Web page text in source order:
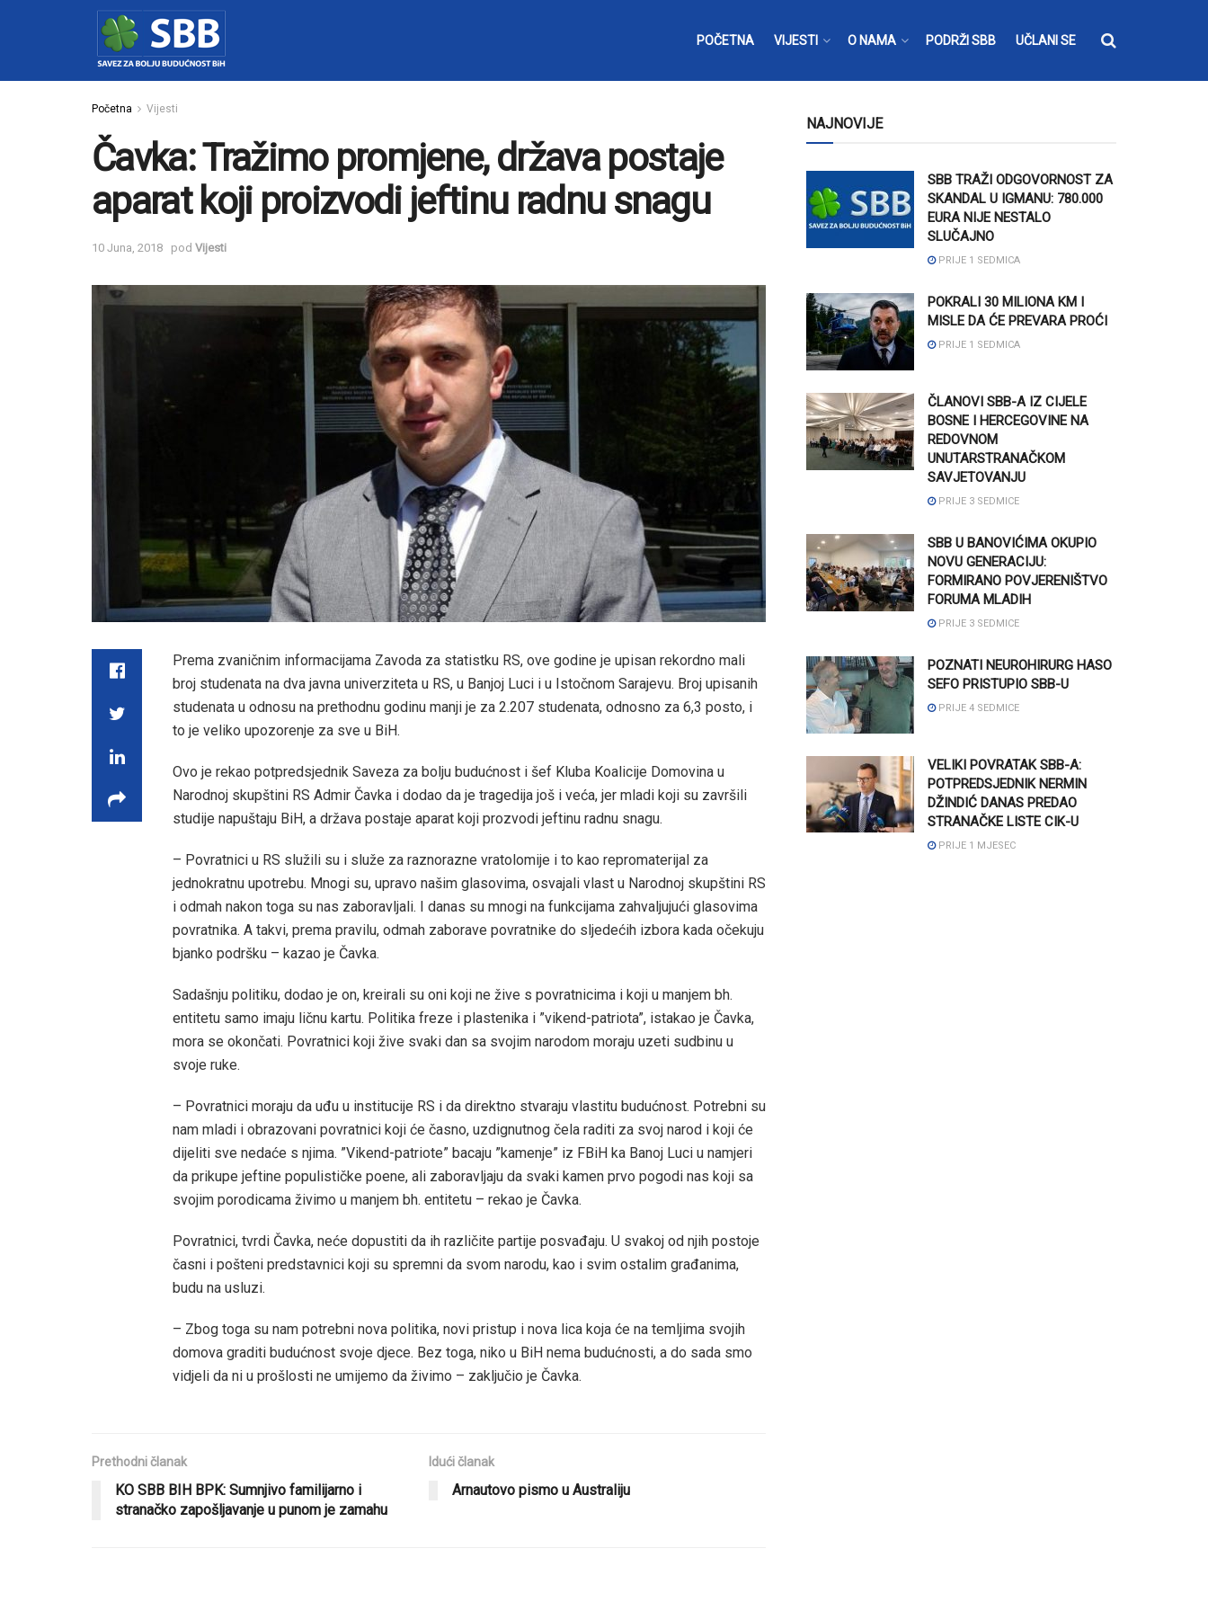
POČETNA VIJESTI O NAMA PODRŽI SBB UČLANI SE
Početna Vijesti
Čavka: Tražimo promjene, država postaje
aparat koji proizvodi jeftinu radnu snagu
10 Juna, 2018 pod Vijesti
Prema zvaničnim informacijama Zavoda za statistku RS, ove godine je upisan rekordno mali
broj studenata na dva javna univerziteta u RS, u Banjoj Luci i u Istočnom Sarajevu. Broj upisanih
studenata u odnosu na prethodnu godinu manji je za 2.207 studenata, odnosno za 6,3 posto, i
to je veliko upozorenje za sve u BiH.
Ovo je rekao potpredsjednik Saveza za bolju budućnost i šef Kluba Koalicije Domovina u
Narodnoj skupštini RS Admir Čavka i dodao da je tragedija još i veća, jer mladi koji su završili
studije napuštaju BiH, a država postaje aparat koji prozvodi jeftinu radnu snagu.
– Povratnici u RS služili su i služe za raznorazne vratolomije i to kao repromaterijal za
jednokratnu upotrebu. Mnogi su, upravo našim glasovima, osvajali vlast u Narodnoj skupštini RS
i odmah nakon toga su nas zaboravljali. I danas su mnogi na funkcijama zahvaljujući glasovima
povratnika. A takvi, prema pravilu, odmah zaborave povratnike do sljedećih izbora kada očekuju
bjanko podršku – kazao je Čavka.
Sadašnju politiku, dodao je on, kreirali su oni koji ne žive s povratnicima i koji u manjem bh.
entitetu samo imaju ličnu kartu. Politika freze i plastenika i ”vikend-patriota”, istakao je Čavka,
mora se okončati. Povratnici koji žive svaki dan sa svojim narodom moraju uzeti sudbinu u
svoje ruke.
– Povratnici moraju da uđu u institucije RS i da direktno stvaraju vlastitu budućnost. Potrebni su
nam mladi i obrazovani povratnici koji će časno, uzdignutnog čela raditi za svoj narod i koji će
dijeliti sve nedaće s njima. ”Vikend-patriote” bacaju ”kamenje” iz FBiH ka Banoj Luci u namjeri
da prikupe jeftine populističke poene, ali zaboravljaju da svaki kamen prvo pogodi nas koji sa
svojim porodicama živimo u manjem bh. entitetu – rekao je Čavka.
Povratnici, tvrdi Čavka, neće dopustiti da ih različite partije posvađaju. U svakoj od njih postoje
časni i pošteni predstavnici koji su spremni da svom narodu, kao i svim ostalim građanima,
budu na usluzi.
– Zbog toga su nam potrebni nova politika, novi pristup i nova lica koja će na temljima svojih
domova graditi budućnost svoje djece. Bez toga, niko u BiH nema budućnosti, a do sada smo
vidjeli da ni u prošlosti ne umijemo da živimo – zaključio je Čavka.
Prethodni članak
KO SBB BIH BPK: Sumnjivo familijarno i
stranačko zapošljavanje u punom je zamahu
Idući članak
Arnautovo pismo u Australiju
NAJNOVIJE
SBB TRAŽI ODGOVORNOST ZA
SKANDAL U IGMANU: 780.000
EURA NIJE NESTALO
SLUČAJNO
PRIJE 1 SEDMICA
POKRALI 30 MILIONA KM I
MISLE DA ĆE PREVARA PROĆI
PRIJE 1 SEDMICA
ČLANOVI SBB-A IZ CIJELE
BOSNE I HERCEGOVINE NA
REDOVNOM
UNUTARSTRANAČKOM
SAVJETOVANJU
PRIJE 3 SEDMICE
SBB U BANOVIĆIMA OKUPIO
NOVU GENERACIJU:
FORMIRANO POVJERENIŠTVO
FORUMA MLADIH
PRIJE 3 SEDMICE
POZNATI NEUROHIRURG HASO
SEFO PRISTUPIO SBB-U
PRIJE 4 SEDMICE
VELIKI POVRATAK SBB-A:
POTPREDSJEDNIK NERMIN
DŽINDIĆ DANAS PREDAO
STRANAČKE LISTE CIK-U
PRIJE 1 MJESEC